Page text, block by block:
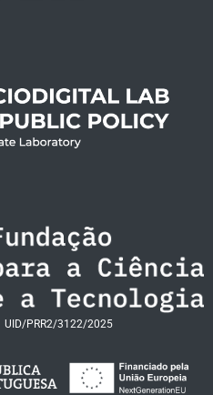
UID/PRR2/3122/2025